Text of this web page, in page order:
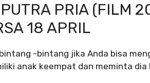
PRIA (FILM
18 APRIL
-bintang jika Anda bisa
anak keempat dan meminta dia